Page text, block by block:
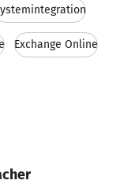
Exchange Online